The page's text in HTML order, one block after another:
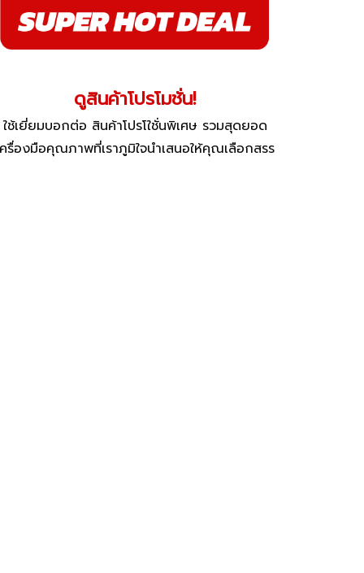
ดูสินค้าโปรโมชั่น!
ใช้เยี่ยมบอกต่อ สินค้าโปรโใชั่นพิเศษ รวมสุดยอด
รื่องมือคุณภาพที่เราภูมิใจนำเสนอให้คุณเลือกสรร